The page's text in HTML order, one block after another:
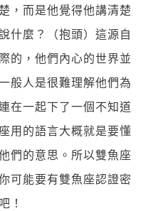
，而是他覺得他講清楚
什麼？（抱頭）這源自
的，他們內心的世界並
般人是很難理解他們為
在一起下了一個不知道
用的語言大概就是要懂
們的意思。所以雙魚座
可能要有雙魚座認證密
！